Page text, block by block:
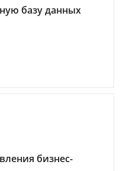
базу данных
бизнес-